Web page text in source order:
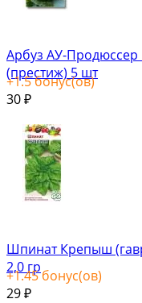
Арбуз АУ-
(престиж) 5 шт
+1.5бонус(ов)
30 ₽
Шпинат Крепыш
2,0 гр
+1.45 бонус(ов)
29 ₽